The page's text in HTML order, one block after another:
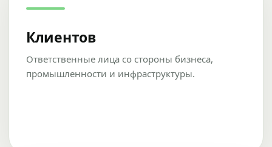
Клиентов
Ответственные лица со стороны бизнеса,
промышленности и инфраструктуры.